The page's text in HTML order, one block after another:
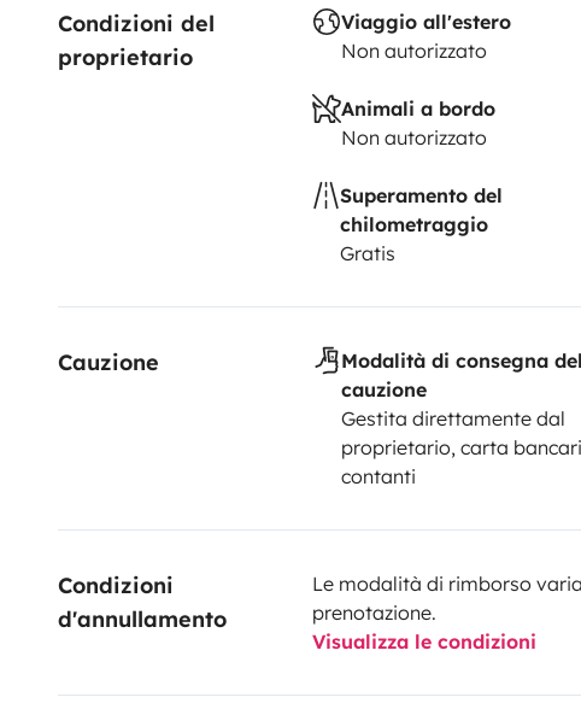
⸻
🚐 Tenerife è libertà, natura ed emozione. Scoprila con la
Condizioni del
proprietario
Viaggio all'estero
Non autorizzato
Animali a bordo
Non autorizzato
Superamento del
chilometraggio
Gratis
Cauzione
Modalità di consegna
cauzione
Gestita direttamente dal
proprietario, carta
contanti
Condizioni
d'annullamento
Le modalità di rimborso
prenotazione.
Visualizza le condizioni